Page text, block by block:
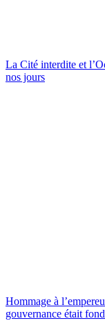
La Cité interdite et
nos jours
Hommage à
gouvernance était